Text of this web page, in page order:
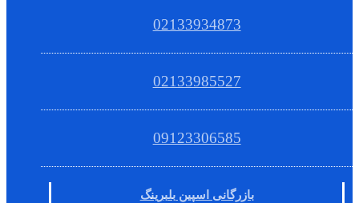
02133934873
02133985527
09123306585
بازرگانی اسپین بلبرینگ